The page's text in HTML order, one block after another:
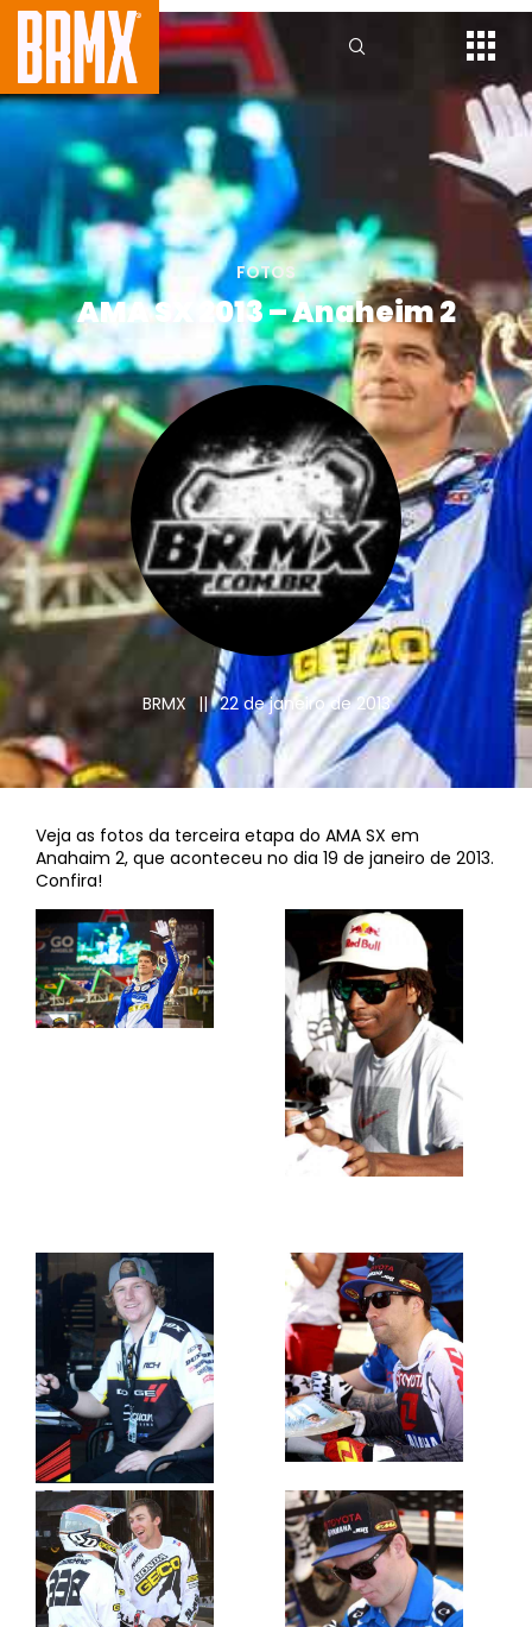
FOTOS
AMA SX 2013 – Anaheim 2
BRMX || 22 de janeiro de 2013
Veja as fotos da terceira etapa do AMA SX em
Anahaim 2, que aconteceu no dia 19 de janeiro de 2013.
Confira!